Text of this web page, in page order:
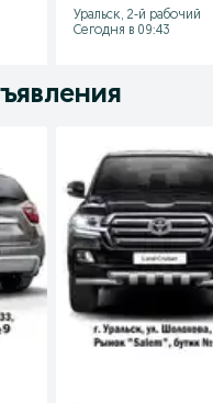
Уральск, 2-й рабочий
Сегодня в 09:43